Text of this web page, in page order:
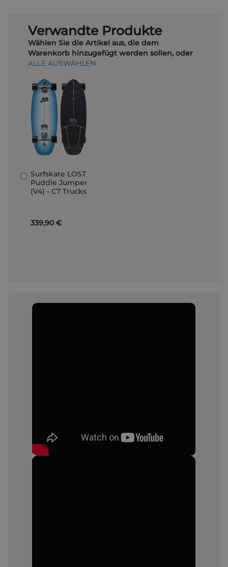
Verwandte Produkte
Wählen Sie die Artikel aus, die dem
Warenkorb hinzugefügt werden sollen, oder
ALLE AUSWÄHLEN
Surfskate LOST
Puddle Jumper
(V4) - C7 Trucks
339,90 €
In
den
Warenkorb